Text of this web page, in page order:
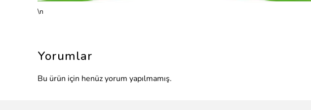
\n
Yorumlar
Bu ürün için henüz yorum yapılmamış.